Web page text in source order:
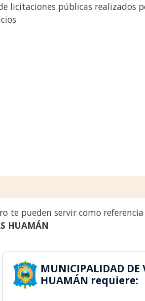
licitaciones públicas realizados
te pueden servir como
HUAMÁN
MUNICIPALIDAD DE
HUAMÁN requiere: